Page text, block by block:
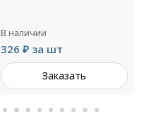
В наличии
326 ₽ за шт
Заказать